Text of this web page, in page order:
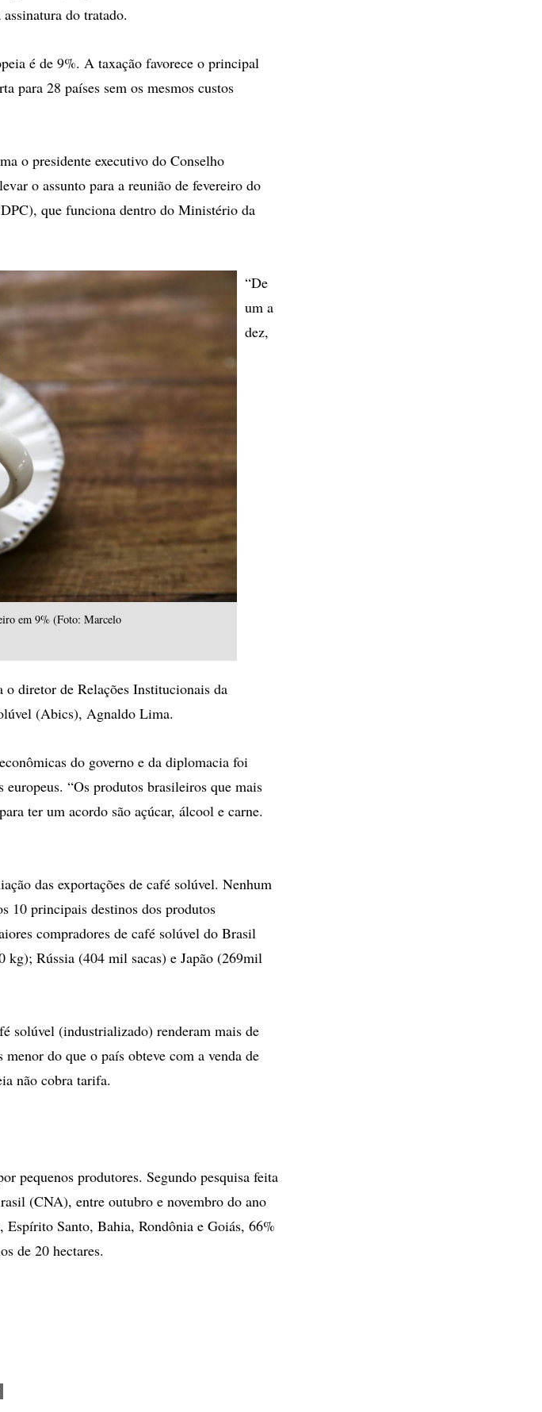
do tratado.
é de 9%. A taxação favorece o principal
para 28 países sem os mesmos custos
o presidente executivo do Conselho
o assunto para a reunião de fevereiro do
que funciona dentro do Ministério da
em 9% (Foto: Marcelo
“De
um a
dez,
o diretor de Relações Institucionais da
(Abics), Agnaldo Lima.
do governo e da diplomacia foi
“Os produtos brasileiros que mais
ter um acordo são açúcar, álcool e carne.
das exportações de café solúvel. Nenhum
10 principais destinos dos produtos
compradores de café solúvel do Brasil
kg); Rússia (404 mil sacas) e Japão (269mil
solúvel (industrializado) renderam mais de
do que o país obteve com a venda de
não cobra tarifa.
pequenos produtores. Segundo pesquisa feita
(CNA), entre outubro e novembro do ano
Espírito Santo, Bahia, Rondônia e Goiás, 66%
de 20 hectares.